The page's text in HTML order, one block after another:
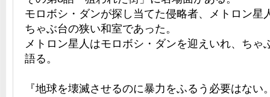
モロボシ・ダンが探し当てた侵略者、メトロン星
ちゃぶ台の狭い和室であった。
メトロン星人はモロボシ・ダンを迎えいれ、ちゃ
語る。
『地球を壊滅させるのに暴力をふるう必要はない